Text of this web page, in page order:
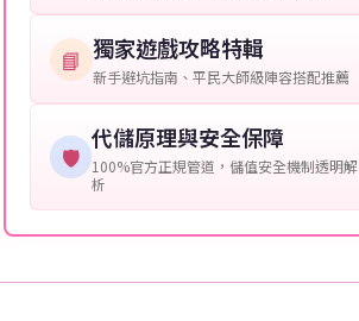
保您盡享遊戲樂趣！
📘 獨家遊戲攻略特輯
新手避坑指南、平民大師級陣容搭配推薦
🛡️
代儲原理與安全保障
100%官方正規管道，儲值安全機制透明解
析